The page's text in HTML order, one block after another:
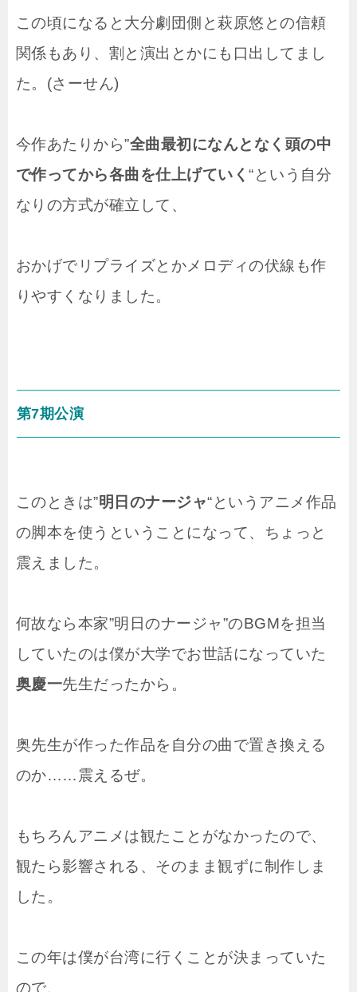
この頃になると大分劇団側と萩原悠との信頼
関係もあり、割と演出とかにも口出してまし
た。(さーせん)
今作あたりから”全曲最初になんとなく頭の中
で作ってから各曲を仕上げていく“という自分
なりの方式が確立して、
おかげでリプライズとかメロディの伏線も作
りやすくなりました。
第7期公演
このときは”明日のナージャ“というアニメ作品
の脚本を使うということになって、ちょっと
震えました。
何故なら本家”明日のナージャ”のBGMを担当
していたのは僕が大学でお世話になっていた
奥慶一先生だったから。
奥先生が作った作品を自分の曲で置き換える
のか……震えるぜ。
もちろんアニメは観たことがなかったので、
観たら影響される、そのまま観ずに制作しま
した。
この年は僕が台湾に行くことが決まっていた
ので、